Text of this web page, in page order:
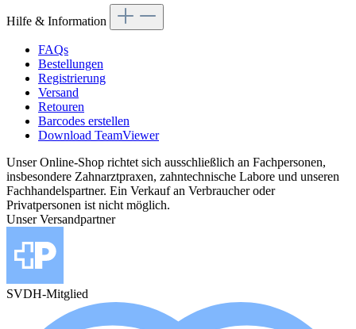
Hilfe & Information
FAQs
Bestellungen
Registrierung
Versand
Retouren
Barcodes erstellen
Download TeamViewer
Unser Online-Shop richtet sich ausschließlich an Fachpersonen,
insbesondere Zahnarztpraxen, zahntechnische Labore und unseren
Fachhandelspartner. Ein Verkauf an Verbraucher oder
Privatpersonen ist nicht möglich.
Unser Versandpartner
SVDH-Mitglied